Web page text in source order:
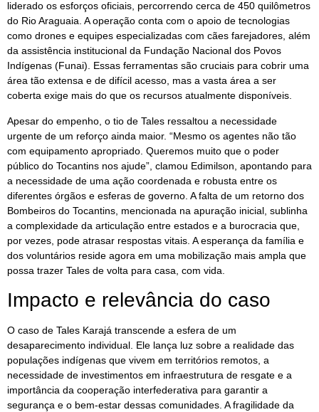
liderado os esforços oficiais, percorrendo cerca de 450 quilômetros
do Rio Araguaia. A operação conta com o apoio de tecnologias
como drones e equipes especializadas com cães farejadores, além
da assistência institucional da Fundação Nacional dos Povos
Indígenas (Funai). Essas ferramentas são cruciais para cobrir uma
área tão extensa e de difícil acesso, mas a vasta área a ser
coberta exige mais do que os recursos atualmente disponíveis.
Apesar do empenho, o tio de Tales ressaltou a necessidade
urgente de um reforço ainda maior. “Mesmo os agentes não tão
com equipamento apropriado. Queremos muito que o poder
público do Tocantins nos ajude”, clamou Edimilson, apontando para
a necessidade de uma ação coordenada e robusta entre os
diferentes órgãos e esferas de governo. A falta de um retorno dos
Bombeiros do Tocantins, mencionada na apuração inicial, sublinha
a complexidade da articulação entre estados e a burocracia que,
por vezes, pode atrasar respostas vitais. A esperança da família e
dos voluntários reside agora em uma mobilização mais ampla que
possa trazer Tales de volta para casa, com vida.
Impacto e relevância do caso
O caso de Tales Karajá transcende a esfera de um
desaparecimento individual. Ele lança luz sobre a realidade das
populações indígenas que vivem em territórios remotos, a
necessidade de investimentos em infraestrutura de resgate e a
importância da cooperação interfederativa para garantir a
segurança e o bem-estar dessas comunidades. A fragilidade da